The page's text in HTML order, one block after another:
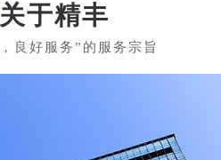
关于精丰